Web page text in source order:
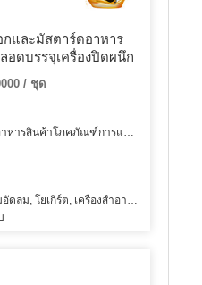
กและมัสตาร์ดอาหาร
อดบรรจุเครื่องปิดผนึก
/ ชุด
าหารสินค้าโภคภัณฑ์การแพทย์ของขวัญหัต
ดลม, โยเกิร์ต, เครื่องสำอาง, นม, เครื่